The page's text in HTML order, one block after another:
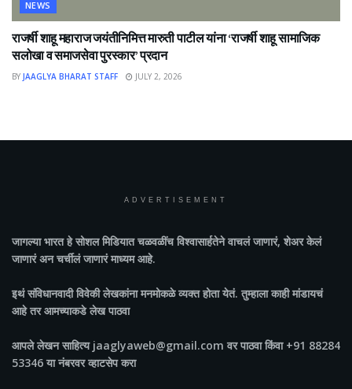
NEWS
राजर्षी शाहू महाराज जयंतीनिमित्त मारुती पाटील यांना ‘राजर्षी शाहू सामाजिक
सलोखा व समाजसेवा पुरस्कार’ प्रदान
BY JAAGLYA BHARAT STAFF JULY 2, 2026
ADVERTISEMENT
जागल्या भारतहे सोशल मिडियात चळवळींच विश्वासार्हतेने वाचलं जाणारं, शेअर केलं
जाणारं अन चर्चीलं जाणारं माध्यम आहे.
इथं संविधानवादी विवेकी लेखकांना मनमोकळे व्यक्त होता येतं. तुम्हाला काही मांडायचं
आहे तर आमच्याकडे लेख पाठवा
आपले लेखन साहित्य jaaglyaweb@gmail.com वर पाठवा किंवा +91 88284
53346 या नंबरवर व्हाटसेप करा